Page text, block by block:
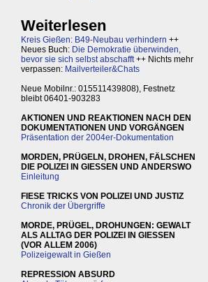
Weiterlesen
Kreis Gießen: B49-Neubau verhindern ++
Neues Buch: Die Demokratie überwinden,
bevor sie sich selbst abschafft++ Nichts mehr
verpassen: Mailverteiler&Chats
Neue Mobilnr.: 015511439808), Festnetz
bleibt 06401-903283
AKTIONEN UND REAKTIONEN NACH DEN
DOKUMENTATIONEN UND VORGÄNGEN
Präsentation der 2004er-Dokumentation
MORDEN, PRÜGELN, DROHEN, FÄLSCHEN
DIE POLIZEI IN GIESSEN UND ANDERSWO
Einleitung
FIESE TRICKS VON POLIZEI UND JUSTIZ
Chronik der Übergriffe
MORDE, PRÜGEL, DROHUNGEN: GEWALT
ALS ALLTAG DER POLIZEI IN GIESSEN
(VOR ALLEM 2006)
Polizeigewalt in Gießen
REPRESSION ABSURD